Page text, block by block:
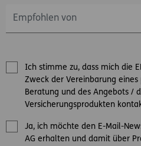
Ich stimme zu, dass mich die
Zweck der Vereinbarung
Beratung und des Angebots /
Versicherungsprodukten
Ja, ich möchte den E-Mail-
AG erhalten und damit über